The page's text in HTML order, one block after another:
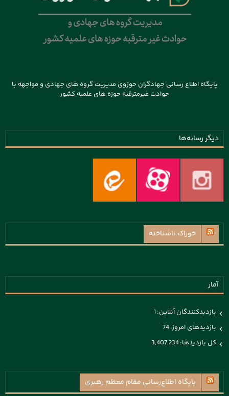
پایگاه اطلاع رسانی جهادگران حوزوی مدیریت گروه های جهادی و مواجهه با
حوادث غیرمترقبه حوزه های علمیه کشور
دیگر رسانه‌ها
خوراک ناشناخته
آمار
بازدیدکنندگان آنلاین:1
بازدیدهای امروز:74
کل بازدیدها:3,407,234
پايگاه اطلاع‌رسانی مقام معظم رهبری